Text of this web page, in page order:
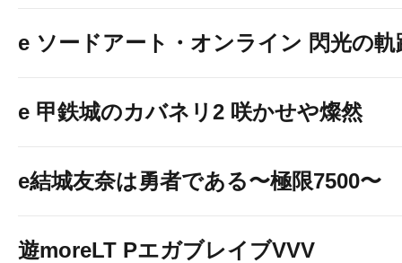
e ソードアート・オンライン 閃光の軌
e 甲鉄城のカバネリ2 咲かせや燦然
e結城友奈は勇者である〜極限7500〜
遊moreLT PエガブレイブVVV